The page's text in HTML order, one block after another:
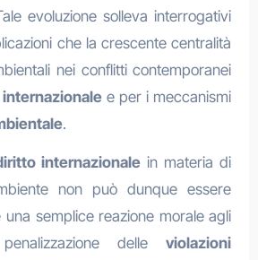
evoluzione solleva interrogativi
che la crescente centralità
nei conflitti contemporanei
e per i meccanismi
.
internazionale in materia di
non può dunque essere
semplice reazione morale agli
delleviolazioni